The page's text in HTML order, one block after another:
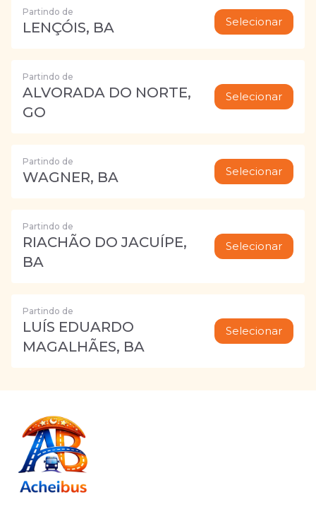
Partindo de
LENÇÓIS, BA Selecionar
Partindo de
ALVORADA DO NORTE,
GO
Selecionar
Partindo de
WAGNER, BA Selecionar
Partindo de
RIACHÃO DO JACUÍPE,
BA
Selecionar
Partindo de
LUÍS EDUARDO
MAGALHÃES, BA
Selecionar